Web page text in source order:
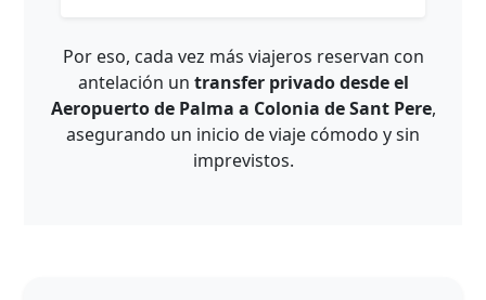
Por eso, cada vez más viajeros reservan con
antelación un transfer privado desde el
Aeropuerto de Palma a Colonia de Sant Pere,
asegurando un inicio de viaje cómodo y sin
imprevistos.